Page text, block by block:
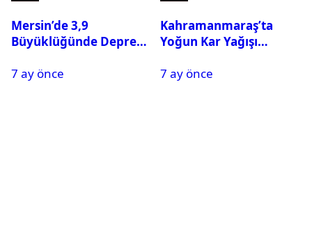
Mersin’de 3,9
Büyüklüğünde Deprem
7 ay önce
Kahramanmaraş’ta
Yoğun Kar Yağışı
Tatil
7 ay önce